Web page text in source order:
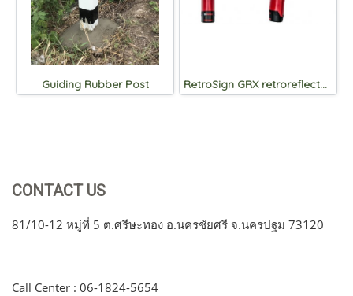
Guiding Rubber Post RetroSign GRX retroreflectometer
CONTACT US
81/10-12 หมู่ที่ 5 ต.ศรีษะทอง อ.นครชัยศรี จ.นครปฐม 73120
Call Center : 06-1824-5654